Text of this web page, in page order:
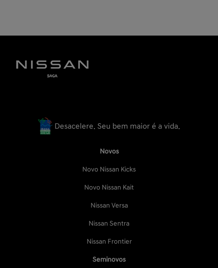
Desacelere. Seu bem maior é a vida.
Novos
Novo Nissan Kicks
Novo Nissan Kait
Nissan Versa
Nissan Sentra
Nissan Frontier
Seminovos